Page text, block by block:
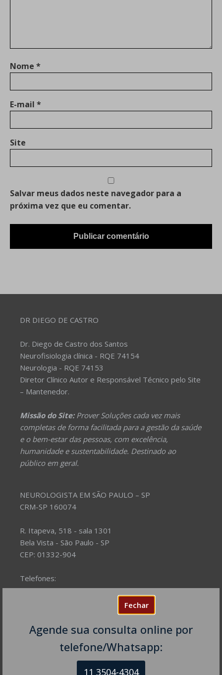
Fechar
Agende sua consulta online por
telefone/Whatsapp:
11 3504-4304
Nome *
E-mail *
Site
Salvar meus dados neste navegador para a
próxima vez que eu comentar.
DR DIEGO DE CASTRO
Dr. Diego de Castro dos Santos
Neurofisiologia clínica - RQE 74154
Neurologia - RQE 74153
Diretor Clínico Autor e Responsável Técnico pelo Site
– Mantenedor.
Missão do Site:Prover Soluções cada vez mais
completas de forma facilitada para a gestão da saúde
e o bem-estar das pessoas, com excelência,
humanidade e sustentabilidade. Destinado ao
público em geral.
NEUROLOGISTA EM SÃO PAULO – SP
CRM-SP 160074
R. Itapeva, 518 - sala 1301
Bela Vista - São Paulo - SP
CEP: 01332-904
Telefones:
(11) 3504-4304